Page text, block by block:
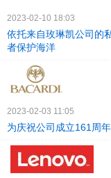
2023-02-10 18:03
依托来自玫琳凯公司的
者保护海洋
2023-02-03 11:05
为庆祝公司成立161周